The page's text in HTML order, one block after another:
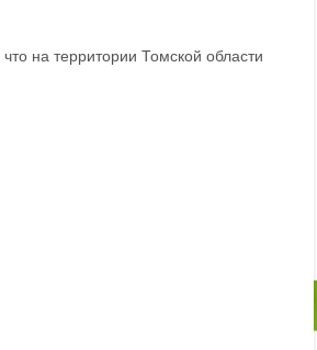
на территории Томской области